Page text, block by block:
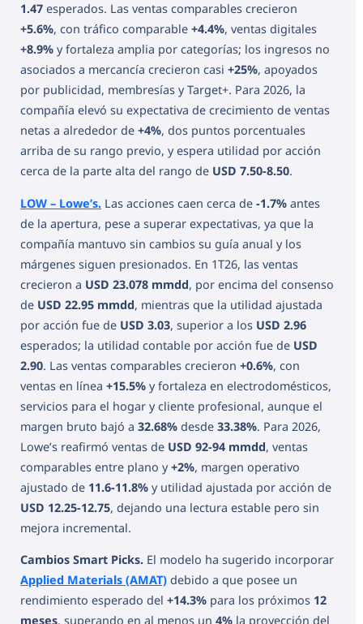
1.47 esperados. Las ventas comparables crecieron
+5.6%, con tráfico comparable +4.4%, ventas digitales
+8.9% y fortaleza amplia por categorías; los ingresos no
asociados a mercancía crecieron casi +25%, apoyados
por publicidad, membresías y Target+. Para 2026, la
compañía elevó su expectativa de crecimiento de ventas
netas a alrededor de +4%, dos puntos porcentuales
arriba de su rango previo, y espera utilidad por acción
cerca de la parte alta del rango de USD 7.50-8.50.
LOW – Lowe’s. Las acciones caen cerca de -1.7% antes
de la apertura, pese a superar expectativas, ya que la
compañía mantuvo sin cambios su guía anual y los
márgenes siguen presionados. En 1T26, las ventas
crecieron a USD 23.078 mmdd, por encima del consenso
de USD 22.95 mmdd, mientras que la utilidad ajustada
por acción fue de USD 3.03, superior a los USD 2.96
esperados; la utilidad contable por acción fue de USD
2.90. Las ventas comparables crecieron +0.6%, con
ventas en línea +15.5% y fortaleza en electrodomésticos,
servicios para el hogar y cliente profesional, aunque el
margen bruto bajó a 32.68% desde 33.38%. Para 2026,
Lowe’s reafirmó ventas de USD 92-94 mmdd, ventas
comparables entre plano y+2%, margen operativo
ajustado de 11.6-11.8% y utilidad ajustada por acción de
USD 12.25-12.75, dejando una lectura estable pero sin
mejora incremental.
Cambios Smart Picks. El modelo ha sugerido incorporar
Applied Materials (AMAT) debido a que posee un
rendimiento esperado del +14.3% para los próximos 12
meses, superando en al menos un 4% la proyección del